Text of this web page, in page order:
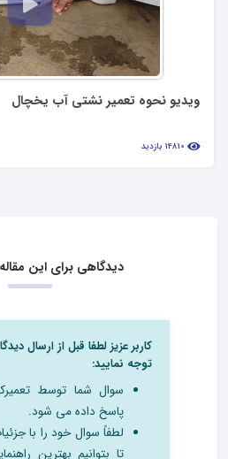
ویدیو نحوه تعمیر نشتی آب یخچال
دیدگاهی برای این
کاربر عزیز لطفا قبل از ارسال
توجه نمایید:
سوال شما توسط
پاسخ داده می شود.
لطفاً سوال خود را با
تا بتوانیم بهترین